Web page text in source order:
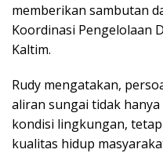
memberikan sambutan
Koordinasi Pengelolaan
Kaltim.
Rudy mengatakan,
aliran sungai tidak
kondisi lingkungan,
kualitas hidup